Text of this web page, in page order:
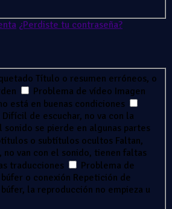
¿Perdiste tu contraseña?
Título o resumen erróneos, o
Problema de vídeo Imagen
está en buenas condiciones
Difícil de escuchar, no va con la
se pierde en algunas partes
o subtítulos ocultos Faltan,
van con el sonido, tienen faltas
traducciones
Problema de
o conexión Repetición de
la reproducción no empieza u